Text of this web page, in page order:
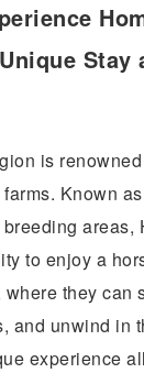
Stay
is
Known
areas,
to enjoy a
they can
and unwind in
experience